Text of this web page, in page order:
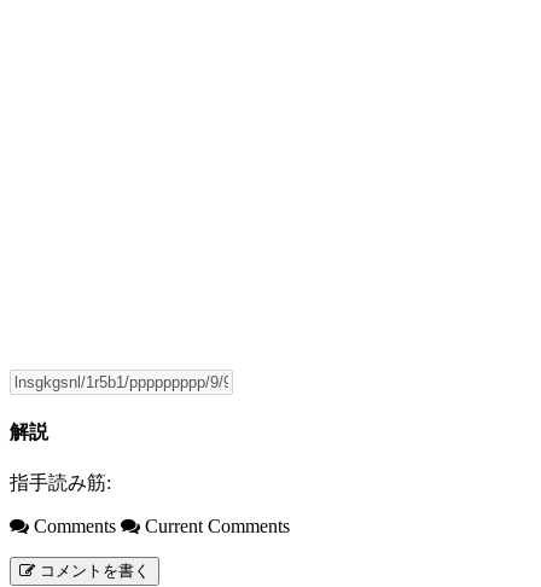
解説
指手読み筋:
Comments Current Comments
コメントを書く